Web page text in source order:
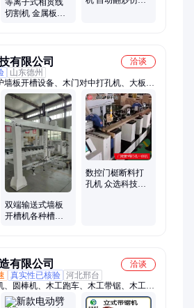
等离子式相贯线
切割机 金属板材
有限公司
洽谈
山东德州
墙板开槽设备、木门对中打孔机、大板开
门定尺断料打孔机、曲直线铣边机
双端输送式墙板
开槽机各种槽型
数控门梃断料打
孔机 众选科技生
有限公司
洽谈
真实性已核验 河北邢台
、圆棒机、木工跑车、木工带锯、木工多
、上下锯片、圆木推台、圆木断料锯、液